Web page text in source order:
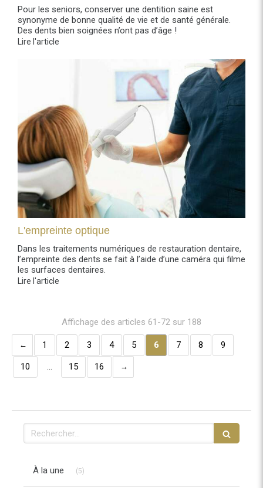
Pour les seniors, conserver une dentition saine est
synonyme de bonne qualité de vie et de santé générale.
Des dents bien soignées n’ont pas d’âge !
Lire l'article
L'empreinte optique
Dans les traitements numériques de restauration dentaire,
l’empreinte des dents se fait à l’aide d’une caméra qui filme
les surfaces dentaires.
Lire l'article
Affichage des articles 61-72 sur 188
1 2 3 4 5 6 7 8 9
10 … 15 16
Rechercher
À la une (5)